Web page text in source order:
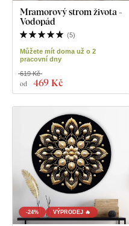
Mramorový strom života -
Vodopád
(5)
Můžete mít doma už o 2
pracovní dny
od 469 Kč
619 Kč
-24% VÝPRODEJ 🔥